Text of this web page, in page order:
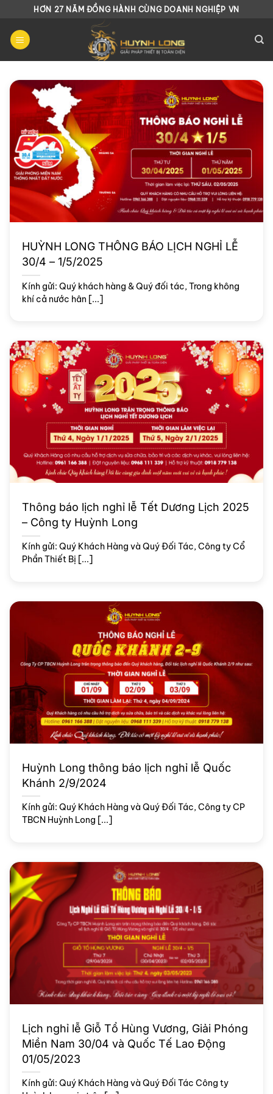
Chuyển
nội
dung
HƠN 27 NĂM ĐỒNG HÀNH CÙNG DOANH NGHIỆP VN
HUỲNH LONG THÔNG BÁO LỊCH NGHỈ LỄ
30/4 – 1/5/2025
Kính gửi: Quý khách hàng & Quý đối tác, Trong không
khí cả nước hân [...]
Thông báo lịch nghỉ lễ Tết Dương Lịch 2025
– Công ty Huỳnh Long
Kính gửi: Quý Khách Hàng và Quý Đối Tác, Công ty Cổ
Phần Thiết Bị [...]
Huỳnh Long thông báo lịch nghỉ lễ Quốc
Khánh 2/9/2024
Kính gửi: Quý Khách Hàng và Quý Đối Tác, Công ty CP
TBCN Huỳnh Long [...]
Lịch nghỉ lễ Giỗ Tổ Hùng Vương, Giải Phóng
Miền Nam 30/04 và Quốc Tế Lao Động
01/05/2023
Kính gửi: Quý Khách Hàng và Quý Đối Tác Công ty